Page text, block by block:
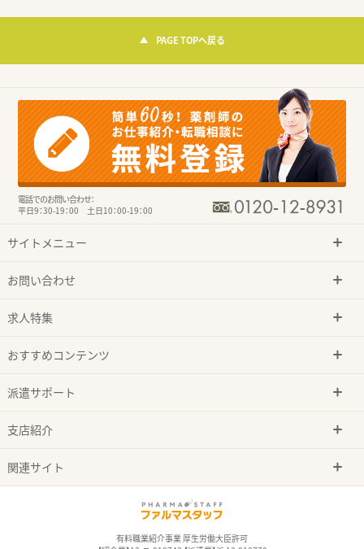
PAGE TOPへ戻る
電話でのお問い合わせ：
平日9：30-19：00 土日10：00-19：00
サイトメニュー
お問い合わせ
求人特集
おすすめコンテンツ
派遣サポート
支店紹介
関連サイト
有料職業紹介事業 厚生労働大臣許可